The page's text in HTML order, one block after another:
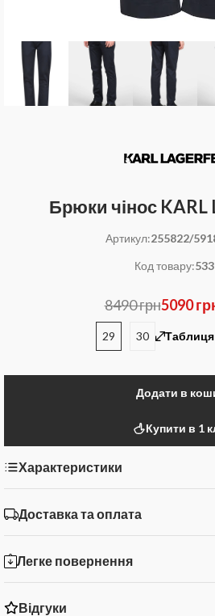
Брюки чінос KARL
Артикул:255822/
Код товару:
8490 грн5090
29 30 Таблиця
Додати в
Купити в 1
Характеристики
Доставка та оплата
Легке повернення
Відгуки